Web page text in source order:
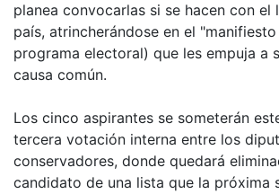
planea convocarlas si se hacen con el
país, atrincherándose en el
programa electoral) que les empuja a
causa común.
Los cinco aspirantes se someterán
tercera votación interna entre los
conservadores, donde quedará
candidato de una lista que la próxima